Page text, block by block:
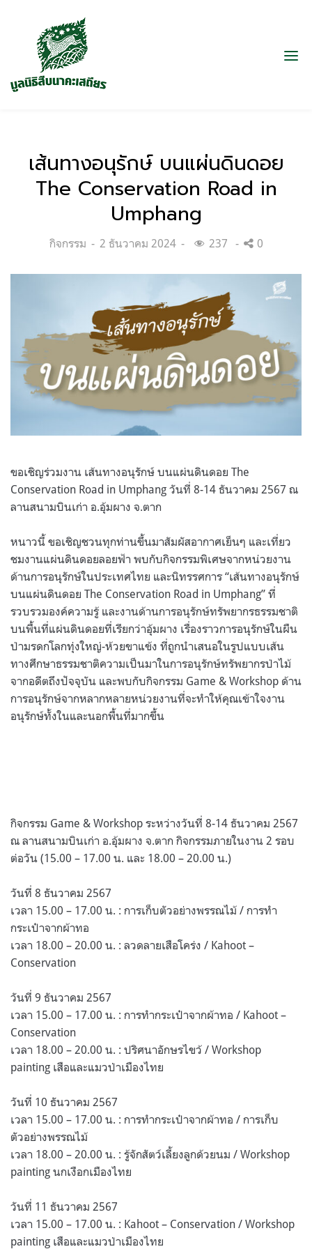
เส้นทางอนุรักษ์ บนแผ่นดินดอย
The Conservation Road in
Umphang
Categories:
กิจกรรม
Posted
2 ธันวาคม 2024 237 0
ขอเชิญร่วมงาน เส้นทางอนุรักษ์ บนแผ่นดินดอย The
Conservation Road in Umphang วันที่ 8-14 ธันวาคม 2567 ณ
ลานสนามบินเก่า อ.อุ้มผาง จ.ตาก
หนาวนี้ ขอเชิญชวนทุกท่านขึ้นมาสัมผัสอากาศเย็นๆ และเที่ยว
ชมงานแผ่นดินดอยลอยฟ้า พบกับกิจกรรมพิเศษจากหน่วยงาน
ด้านการอนุรักษ์ในประเทศไทย และนิทรรศการ “เส้นทางอนุรักษ์
บนแผ่นดินดอย The Conservation Road in Umphang” ที่
รวบรวมองค์ความรู้ และงานด้านการอนุรักษ์ทรัพยากรธรรมชาติ
บนพื้นที่แผ่นดินดอยที่เรียกว่าอุ้มผาง เรื่องราวการอนุรักษ์ในผืน
ป่ามรดกโลกทุ่งใหญ่-ห้วยขาแข้ง ที่ถูกนำเสนอในรูปแบบเส้น
ทางศึกษาธรรมชาติความเป็นมาในการอนุรักษ์ทรัพยากรป่าไม้
จากอดีตถึงปัจจุบัน และพบกับกิจกรรม Game & Workshop ด้าน
การอนุรักษ์จากหลากหลายหน่วยงานที่จะทำให้คุณเข้าใจงาน
อนุรักษ์ทั้งในและนอกพื้นที่มากขึ้น
กิจกรรม Game & Workshop ระหว่างวันที่ 8-14 ธันวาคม 2567
ณ ลานสนามบินเก่า อ.อุ้มผาง จ.ตาก กิจกรรมภายในงาน 2 รอบ
ต่อวัน (15.00 – 17.00 น. และ 18.00 – 20.00 น.)
วันที่ 8 ธันวาคม 2567
เวลา 15.00 – 17.00 น. : การเก็บตัวอย่างพรรณไม้ / การทำ
กระเป๋าจากผ้าทอ
เวลา 18.00 – 20.00 น. : ลวดลายเสือโคร่ง / Kahoot –
Conservation
วันที่ 9 ธันวาคม 2567
เวลา 15.00 – 17.00 น. : การทำกระเป๋าจากผ้าทอ / Kahoot –
Conservation
เวลา 18.00 – 20.00 น. : ปริศนาอักษรไขว้ / Workshop
painting เสือและแมวป่าเมืองไทย
วันที่ 10 ธันวาคม 2567
เวลา 15.00 – 17.00 น. : การทำกระเป๋าจากผ้าทอ / การเก็บ
ตัวอย่างพรรณไม้
เวลา 18.00 – 20.00 น. : รู้จักสัตว์เลี้ยงลูกด้วยนม / Workshop
painting นกเงือกเมืองไทย
วันที่ 11 ธันวาคม 2567
เวลา 15.00 – 17.00 น. : Kahoot – Conservation / Workshop
painting เสือและแมวป่าเมืองไทย